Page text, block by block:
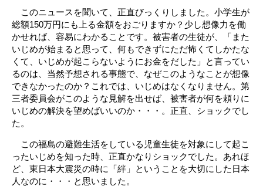
このニュースを聞いて、正直びっくりしました。小学生が
総額150万円にも上る金額をおごりますか？少し想像力を働
かせれば、容易にわかることです。被害者の生徒が、「また
いじめが始まると思って、何もできずにただ怖くてしかたな
くて、いじめが起こらないようにお金をだした」と言ってい
るのは、当然予想される事態で、なぜこのようなことが想像
できなかったのか？これでは、いじめはなくなりません。第
三者委員会がこのような見解を出せば、被害者が何を頼りに
いじめの解決を望めばいいのか・・・。正直、ショックでし
た。
この福島の避難生活をしている児童生徒を対象にして起こ
ったいじめを知った時、正直かなりショックでした。あれほ
ど、東日本大震災の時に「絆」ということを大切にした日本
人なのに・・・と思いました。